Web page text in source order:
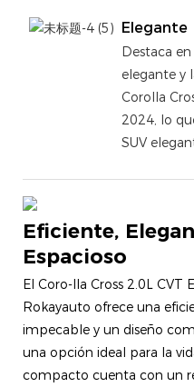
Elegante
Destaca
elegante y
Corolla
2024, lo
SUV
Eficiente,
Espacioso
El Coro-lla Cross 2.0L CVT
Rokayauto ofrece una
impecable y un diseño
una opción ideal para la
compacto cuenta con un